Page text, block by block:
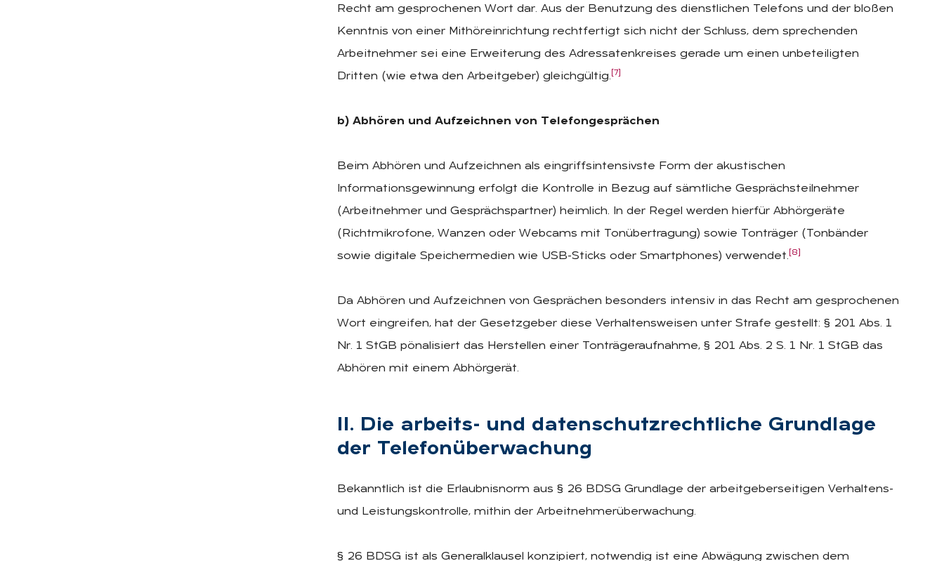
Recht am gesprochenen Wort dar. Aus der Benutzung des dienstlichen Telefons und der bloßen
Kenntnis von einer Mithöreinrichtung rechtfertigt sich nicht der Schluss, dem sprechenden
Arbeitnehmer sei eine Erweiterung des Adressatenkreises gerade um einen unbeteiligten
Dritten (wie etwa den Arbeitgeber) gleichgültig. [7]
b) Abhören und Aufzeichnen von Telefongesprächen
Beim Abhören und Aufzeichnen als eingriffsintensivste Form der akustischen
Informationsgewinnung erfolgt die Kontrolle in Bezug auf sämtliche Gesprächsteilnehmer
(Arbeitnehmer und Gesprächspartner) heimlich. In der Regel werden hierfür Abhörgeräte
(Richtmikrofone, Wanzen oder Webcams mit Tonübertragung) sowie Tonträger (Tonbänder
sowie digitale Speichermedien wie USB-Sticks oder Smartphones) verwendet. [8]
Da Abhören und Aufzeichnen von Gesprächen besonders intensiv in das Recht am gesprochenen
Wort eingreifen, hat der Gesetzgeber diese Verhaltensweisen unter Strafe gestellt: § 201 Abs. 1
Nr. 1 StGB pönalisiert das Herstellen einer Tonträgeraufnahme, § 201 Abs. 2 S. 1 Nr. 1 StGB das
Abhören mit einem Abhörgerät.
II. Die ar­beits- und da­ten­schutz­recht­li­che Grund­la­ge
der Te­le­fon­über­wa­chung
Bekanntlich ist die Erlaubnisnorm aus § 26 BDSG Grundlage der arbeitgeberseitigen Verhaltens-
und Leistungskontrolle, mithin der Arbeitnehmerüberwachung.
§ 26 BDSG ist als Generalklausel konzipiert, notwendig ist eine Abwägung zwischen dem